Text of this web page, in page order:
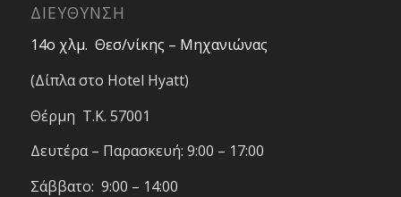
ΔΙΕΥΘΥΝΣΗ
14ο χλμ. Θεσ/νίκης – Μηχανιώνας
(Δίπλα στο Hotel Hyatt)
Θέρμη T.K. 57001
Δευτέρα – Παρασκευή: 9:00 – 17:00
Σάββατο: 9:00 – 14:00